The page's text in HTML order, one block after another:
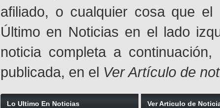
afiliado, o cualquier cosa que
Último en Noticias en el lado
noticia completa a
publicada, en el Ver Artículo de
Lo Ultimo En Noticias Ver Articulo de